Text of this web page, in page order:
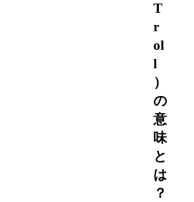
T
r
ol
l
）
の
意
味
と
は
？